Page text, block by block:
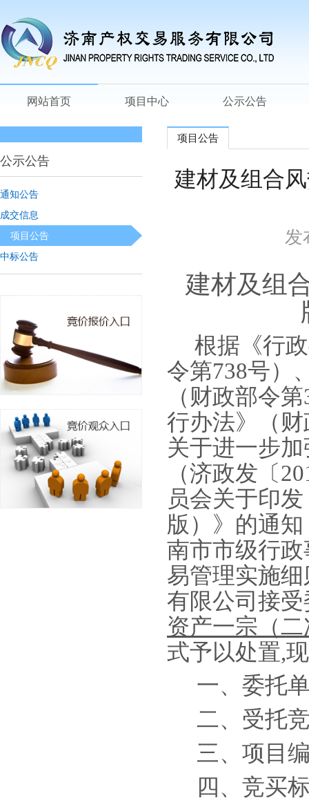
网站首页 项目中心 公示公告
公示公告
通知公告
成交信息
项目公告
中标公告
项目公告
建材及组合
发
建材及组
根据《行
令第738号）
（财政部令
行办法》（
关于进一步
（济政发〔
员会关于印
版）》的通
南市市级行
易管理实施
有限公司 接受
资产一宗（
式予以处置,
一、 委托
二、 受托
三、项目
四、竞买